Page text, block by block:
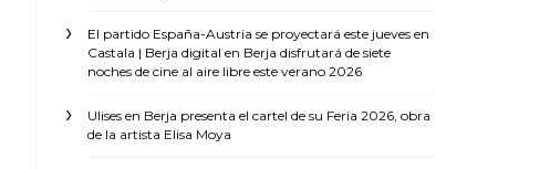
El partido España-Austria se proyectará este jueves en
Castala | Berja digital en Berja disfrutará de siete
noches de cine al aire libre este verano 2026
Ulises en Berja presenta el cartel de su Feria 2026, obra
de la artista Elisa Moya